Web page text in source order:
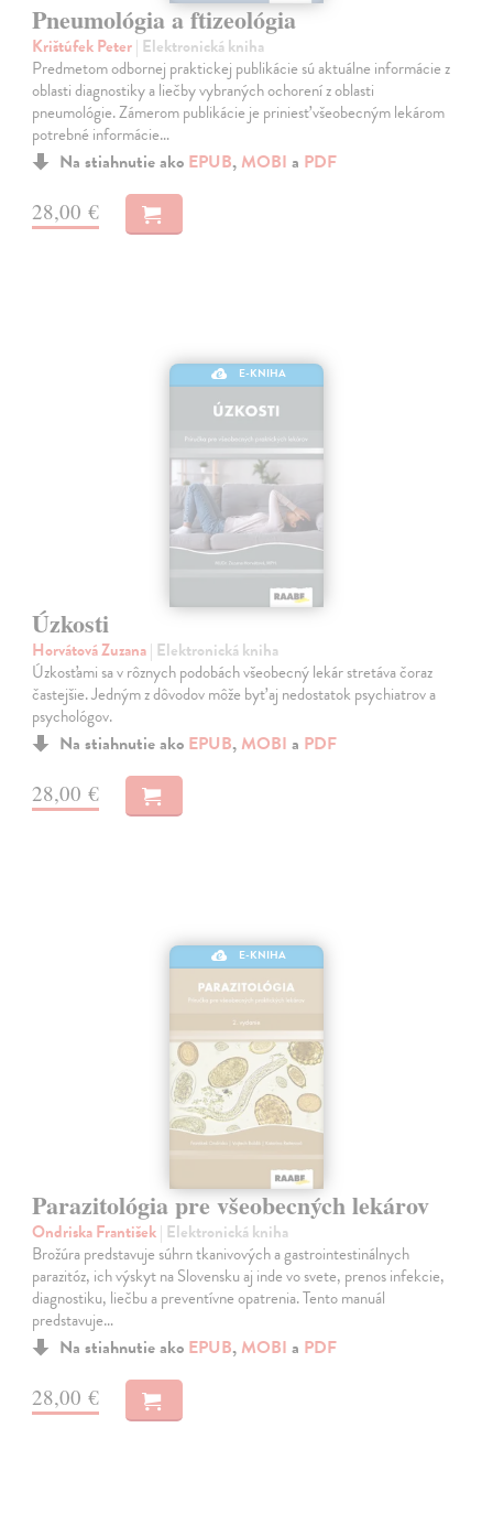
Pneumológia a ftizeológia
Krištúfek Peter| Elektronická kniha
Predmetom odbornej praktickej publikácie sú aktuálne informácie z
oblasti diagnostiky a liečby vybraných ochorení z oblasti
pneumológie. Zámerom publikácie je priniesť všeobecným lekárom
potrebné informácie…
Na stiahnutie ako EPUB, MOBI a PDF
28,00 €
E-KNIHA
Úzkosti
Horvátová Zuzana| Elektronická kniha
Úzkosťami sa v rôznych podobách všeobecný lekár stretáva čoraz
častejšie. Jedným z dôvodov môže byť aj nedostatok psychiatrov a
psychológov.
Na stiahnutie ako EPUB, MOBI a PDF
28,00 €
E-KNIHA
Parazitológia pre všeobecných lekárov
Ondriska František| Elektronická kniha
Brožúra predstavuje súhrn tkanivových a gastrointestinálnych
parazitóz, ich výskyt na Slovensku aj inde vo svete, prenos infekcie,
diagnostiku, liečbu a preventívne opatrenia. Tento manuál
predstavuje…
Na stiahnutie ako EPUB, MOBI a PDF
28,00 €